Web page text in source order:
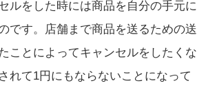
ルをした時には商品を自分の手元に
です。店舗まで商品を送るための送
ことによってキャンセルをしたくな
れて1円にもならないことになって